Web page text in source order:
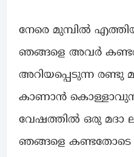
നേരെ മുമ്പിൽ
ഞങ്ങളെ അവർ
അറിയപ്പെടുന്ന
കാണാൻ
വേഷത്തിൽ ഒരു
ഞങ്ങളെ കണ്ടതോടെ